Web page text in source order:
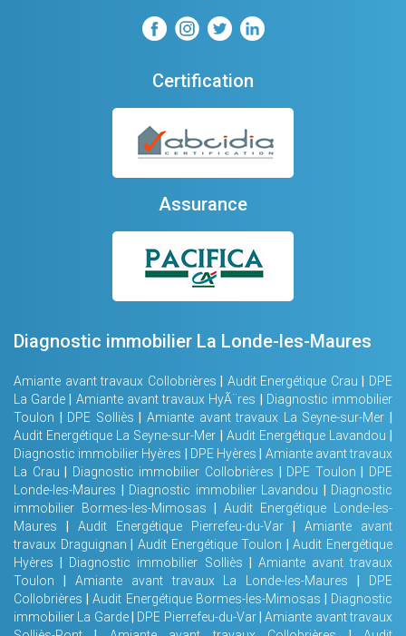
Diagnostic immobilier La Londe-les-Maures
Amiante avant travaux Collobrières Audit Energétique Crau
DPE
La Garde
Amiante avant travaux HyÃ¨res
Diagnostic immobilier
Toulon
DPE Solliès |Amiante avant travaux La Seyne-sur-Mer
Audit Energétique La Seyne-sur-Mer
Audit Energétique Lavandou
Diagnostic immobilier Hyères
DPE Hyères
Amiante avant travaux
La Crau
Diagnostic immobilier Collobrières DPE Toulon
DPE
Londe-les-Maures
Diagnostic immobilier Lavandou
Diagnostic
immobilier Bormes-les-Mimosas
Audit Energétique Londe-les-
Maures
Audit Energétique Pierrefeu-du-Var
Amiante avant
travaux Draguignan
Audit Energétique Toulon |Audit Energétique
Hyères
Diagnostic immobilier Solliès
Amiante avant travaux
Toulon
Amiante avant travaux La Londe-les-Maures
DPE
Collobrières
|Audit Energétique Bormes-les-Mimosas
Diagnostic
immobilier La Garde| DPE Pierrefeu-du-Var|Amiante avant travaux
Certification
Assurance